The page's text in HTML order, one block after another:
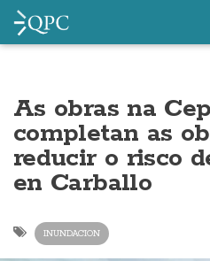
As obras na
completan as
reducir o risco
en Carballo
INUNDACION